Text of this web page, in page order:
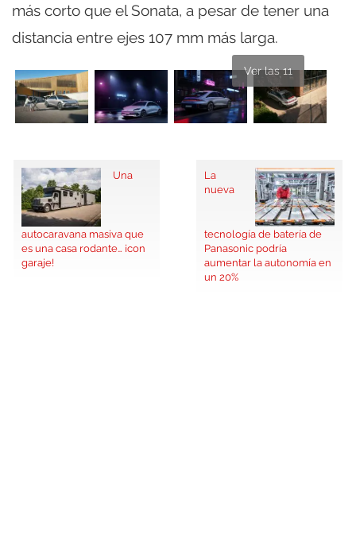
más corto que el Sonata, a pesar de tener una
distancia entre ejes 107 mm más larga.
Ver las 11
Una
autocaravana masiva que
es una casa rodante… ¡con
garaje!
La
nueva
tecnología de batería de
Panasonic podría
aumentar la autonomía en
un 20%